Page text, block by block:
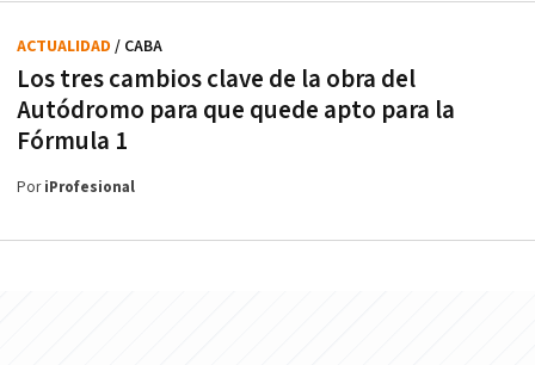
Los tres cambios clave de la obra del
Autódromo para que quede apto para la
Fórmula 1
ACTUALIDAD / CABA
PoriProfesional